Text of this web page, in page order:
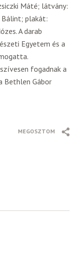
Máté; látvány:
Bálint; plakát:
A darab
Egyetem és a
fogadnak a
Bethlen Gábor
MEGOSZTOM